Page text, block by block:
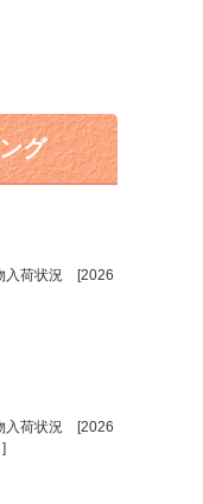
グ
入荷状況 [2026
入荷状況 [2026